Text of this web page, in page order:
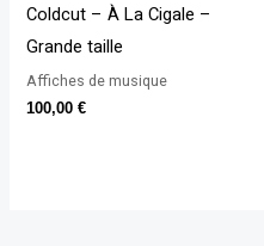
Coldcut – À La Cigale –
Grande taille
Affiches de musique
100,00€